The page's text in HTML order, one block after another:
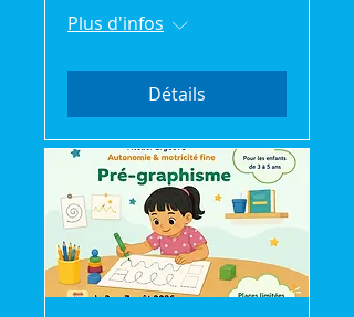
Plus d'infos
Détails